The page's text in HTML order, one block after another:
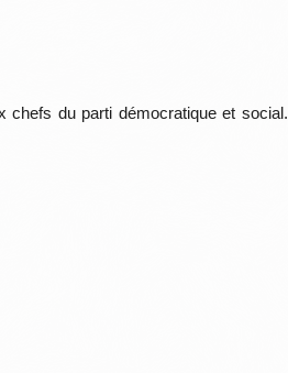
chefs du parti démocratique et social.